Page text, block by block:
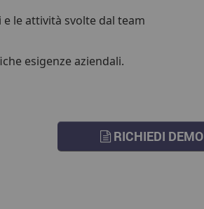
le attività svolte dal team
esigenze aziendali.
RICHIEDI DEMO